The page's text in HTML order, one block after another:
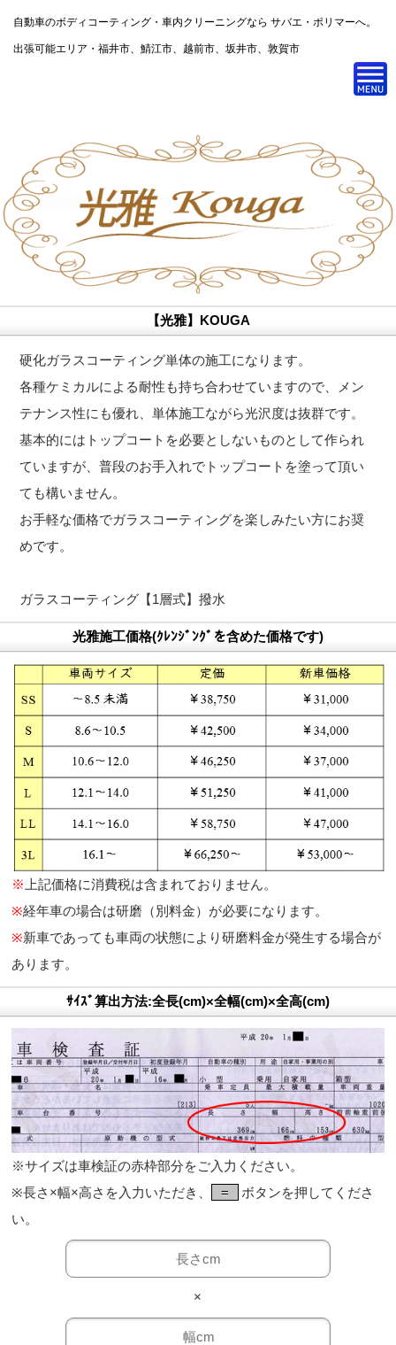
自動車のボディコーティング・車内クリーニングなら サバエ・ポリマーへ。
出張可能エリア・福井市、鯖江市、越前市、坂井市、敦賀市
【光雅】KOUGA
硬化ガラスコーティング単体の施工になります。
各種ケミカルによる耐性も持ち合わせていますので、メン
テナンス性にも優れ、単体施工ながら光沢度は抜群です。
基本的にはトップコートを必要としないものとして作られ
ていますが、普段のお手入れでトップコートを塗って頂い
ても構いません。
お手軽な価格でガラスコーティングを楽しみたい方にお奨
めです。
ガラスコーティング【1層式】撥水
光雅施工価格(ｸﾚﾝｼﾞﾝｸﾞを含めた価格です)
※ 上記価格に消費税は含まれておりません。
※経年車の場合は研磨（別料金）が必要になります。
※新車であっても車両の状態により研磨料金が発生する場合が
あります。
ｻｲｽﾞ算出方法:全長(cm)×全幅(cm)×全高(cm)
※サイズは車検証の赤枠部分をご入力ください。
※長さ×幅×高さを入力いただき、
=
ボタンを押してくださ
い。
×